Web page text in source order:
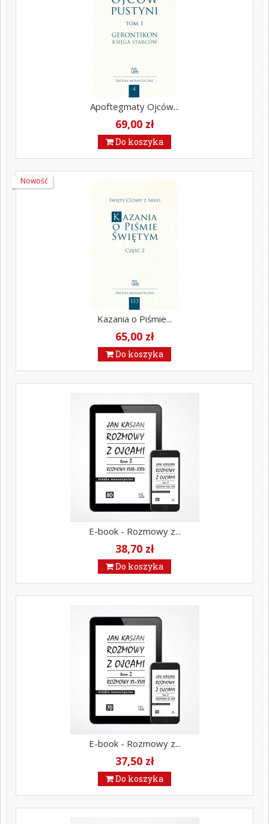
Apoftegmaty Ojców...
69,00 zł
Do koszyka
Nowość
Kazania o Piśmie...
65,00 zł
Do koszyka
E-book - Rozmowy z...
38,70 zł
Do koszyka
E-book - Rozmowy z...
37,50 zł
Do koszyka